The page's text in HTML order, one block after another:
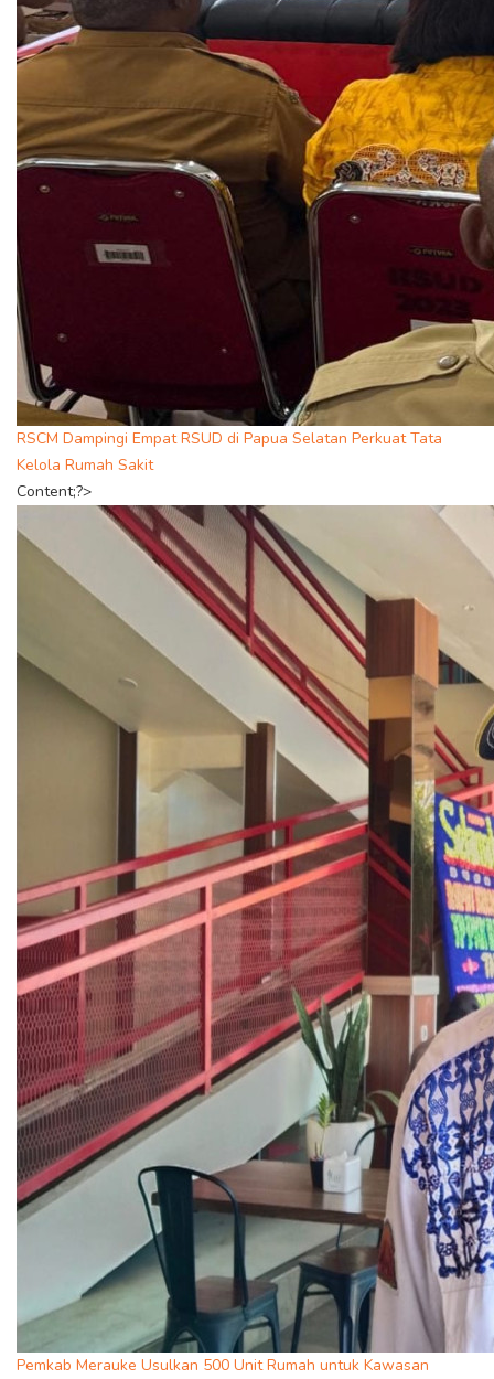
RSCM Dampingi Empat RSUD di Papua Selatan Perkuat Tata
Kelola Rumah Sakit
Content;?>
Pemkab Merauke Usulkan 500 Unit Rumah untuk Kawasan